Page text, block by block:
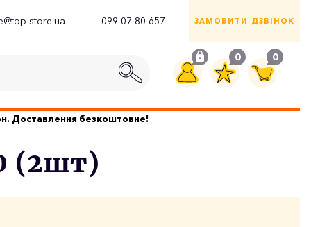
store.ua 099 07 80 657 ЗАМОВИТИ ДЗВІНОК
0 0
Доставлення безкоштовне!
(2шт)